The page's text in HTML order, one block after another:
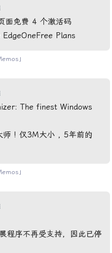
面免费 4 个激活码
Plans
」
The finest Windows
师 ! 仅3M大小 , 5年前的
」
程序不再受支持，因此已停